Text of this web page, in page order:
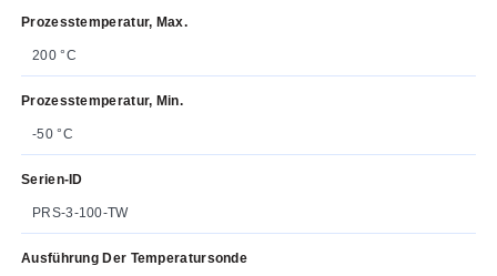
Prozesstemperatur, Max.
200 °C
Prozesstemperatur, Min.
-50 °C
Serien-ID
PRS-3-100-TW
Ausführung Der Temperatursonde